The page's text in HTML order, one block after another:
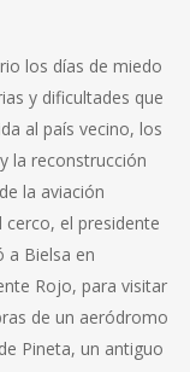
los días de miedo
y dificultades que
al país vecino, los
la reconstrucción
la aviación
el presidente
a Bielsa en
Rojo, para visitar
de un aeródromo
Pineta, un antiguo